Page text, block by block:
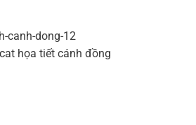
họa tiết cánh đồng